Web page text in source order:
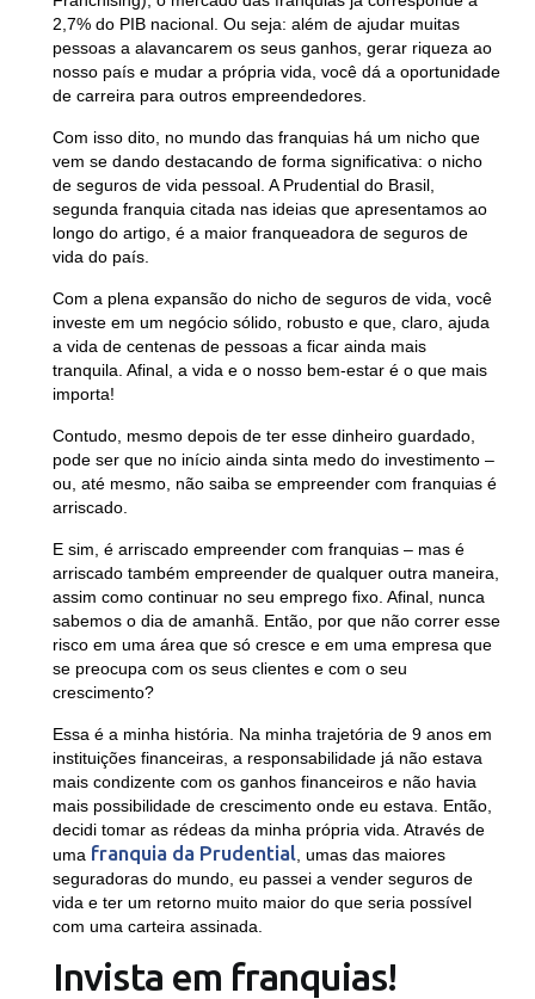
2,7% do PIB nacional. Ou seja: além de ajudar muitas
pessoas a alavancarem os seus ganhos, gerar riqueza ao
nosso país e mudar a própria vida, você dá a oportunidade
de carreira para outros empreendedores.
Com isso dito, no mundo das franquias há um nicho que
vem se dando destacando de forma significativa: o nicho
de seguros de vida pessoal. A Prudential do Brasil,
segunda franquia citada nas ideias que apresentamos ao
longo do artigo, é a maior franqueadora de seguros de
vida do país.
Com a plena expansão do nicho de seguros de vida, você
investe em um negócio sólido, robusto e que, claro, ajuda
a vida de centenas de pessoas a ficar ainda mais
tranquila. Afinal, a vida e o nosso bem-estar é o que mais
importa!
Contudo, mesmo depois de ter esse dinheiro guardado,
pode ser que no início ainda sinta medo do investimento –
ou, até mesmo, não saiba se empreender com franquias é
arriscado.
E sim, é arriscado empreender com franquias – mas é
arriscado também empreender de qualquer outra maneira,
assim como continuar no seu emprego fixo. Afinal, nunca
sabemos o dia de amanhã. Então, por que não correr esse
risco em uma área que só cresce e em uma empresa que
se preocupa com os seus clientes e com o seu
crescimento?
Essa é a minha história. Na minha trajetória de 9 anos em
instituições financeiras, a responsabilidade já não estava
mais condizente com os ganhos financeiros e não havia
mais possibilidade de crescimento onde eu estava. Então,
decidi tomar as rédeas da minha própria vida. Através de
uma franquia da Prudential, umas das maiores
seguradoras do mundo, eu passei a vender seguros de
vida e ter um retorno muito maior do que seria possível
com uma carteira assinada.
Invista em franquias!